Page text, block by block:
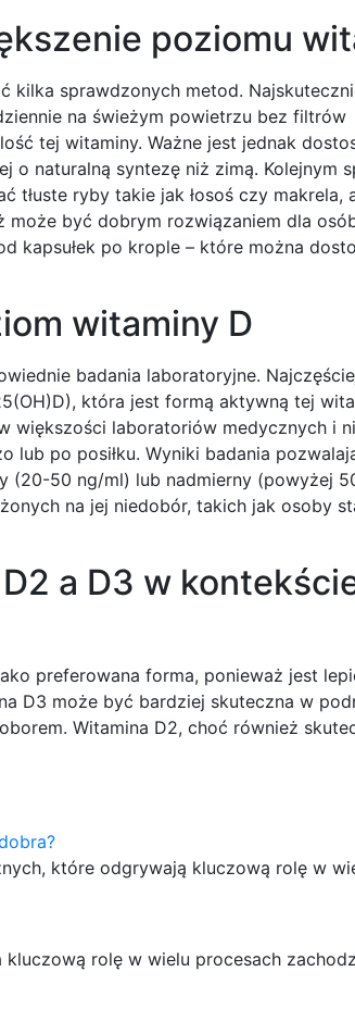
poziomu
sprawdzonych metod.
na świeżym powietrzu bez filtrów
tej witaminy. Ważne jest jednak
naturalną syntezę niż zimą. Kolejnym
ryby takie jak łosoś czy makrela,
być dobrym rozwiązaniem dla
kapsułek po krople – które można
witaminy D
badania laboratoryjne.
która jest formą aktywną tej
większości laboratoriów medycznych i
po posiłku. Wyniki badania
50 ng/ml) lub nadmierny (powyżej
na jej niedobór, takich jak osoby
a D3 w
preferowana forma, ponieważ jest
D3 może być bardziej skuteczna w
Witamina D2, choć również
które odgrywają kluczową rolę w
rolę w wielu procesach